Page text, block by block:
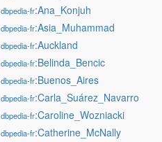
dbpedia-fr:Ana_Konjuh
dbpedia-fr:Asia_Muhammad
dbpedia-fr:Auckland
dbpedia-fr:Belinda_Bencic
dbpedia-fr:Buenos_Aires
dbpedia-fr:Carla_Suárez_Navarro
dbpedia-fr:Caroline_Wozniacki
dbpedia-fr:Catherine_McNally